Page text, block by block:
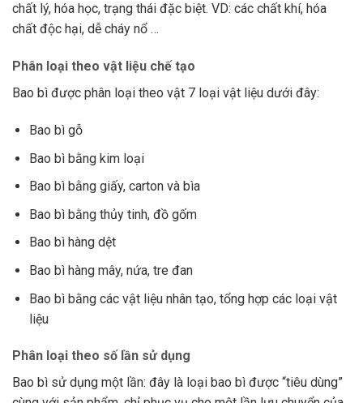
chất lý, hóa học, trạng thái đặc biệt. VD: các chất khí, hóa
chất độc hại, dễ cháy nổ …
Phân loại theo vật liệu chế tạo
Bao bì được phân loại theo vật 7 loại vật liệu dưới đây:
Bao bì gỗ
Bao bì bằng kim loại
Bao bì bằng giấy, carton và bìa
Bao bì bằng thủy tinh, đồ gốm
Bao bì hàng dệt
Bao bì hàng mây, nứa, tre đan
Bao bì bằng các vật liệu nhân tạo, tổng hợp các loại vật
liệu
Phân loại theo số lần sử dụng
Bao bì sử dụng một lần: đây là loại bao bì được “tiêu dùng”